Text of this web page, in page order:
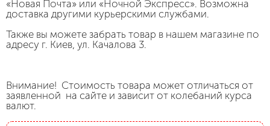
«Новая Почта» или «Ночной Экспресс». Возможна
доставка другими курьерскими службами.
Также вы можете забрать товар в нашем магазине по
адресу г. Киев, ул. Качалова 3.
Внимание! Стоимость товара может отличаться от
заявленной на сайте и зависит от колебаний курса
валют.